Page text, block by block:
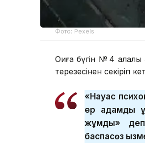
Фото: Pexels
Оқиға бүгін № 4
терезесінен секіріп
«Науқас
ер адамды
жұмды» деп
баспасөз